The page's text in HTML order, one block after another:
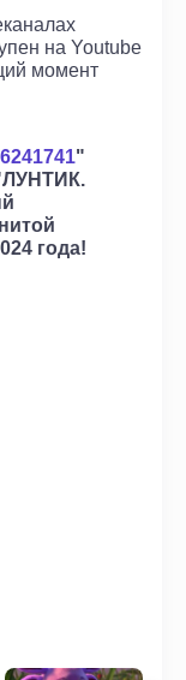
на Youtube
момент
"
года!